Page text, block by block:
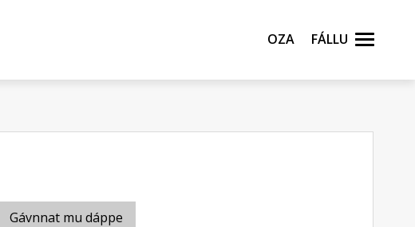
Oza
Fállu
Gávnnat mu dáppe